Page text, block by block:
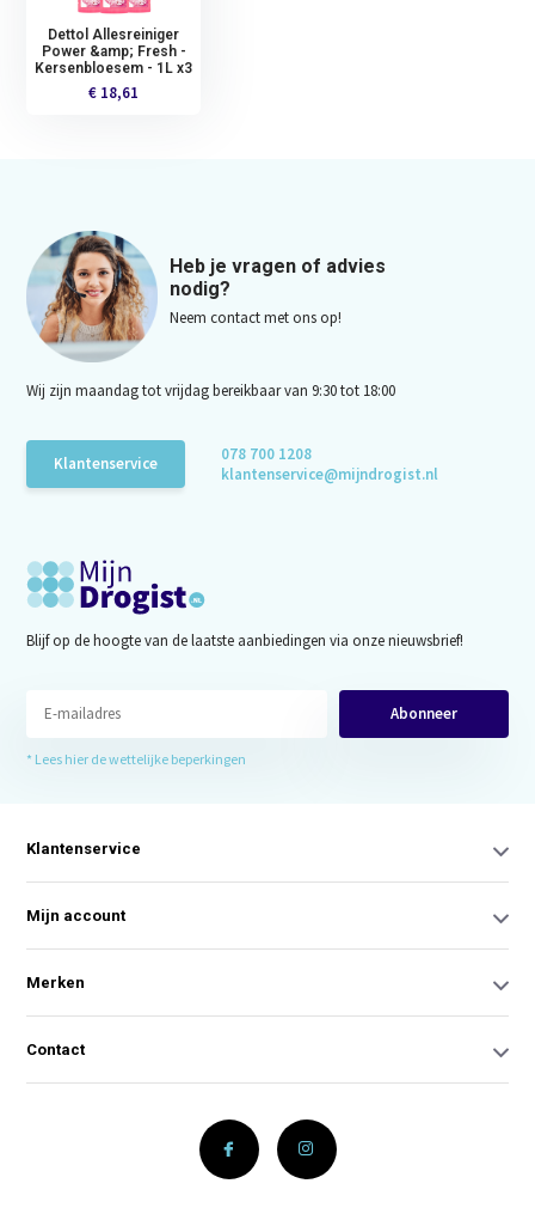
Dettol Allesreiniger
Power &amp; Fresh -
Kersenbloesem - 1L x3
€ 18,61
Heb je vragen of advies
nodig?
Neem contact met ons op!
Wij zijn maandag tot vrijdag bereikbaar van 9:30 tot 18:00
Klantenservice
078 700 1208
klantenservice@mijndrogist.nl
Blijf op de hoogte van de laatste aanbiedingen via onze nieuwsbrief!
Abonneer
* Lees hier de wettelijke beperkingen
Klantenservice
Mijn account
Merken
Contact